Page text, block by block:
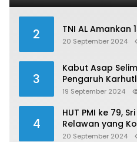
2 TNI AL Amankan
20 September 2024
3
Kabut Asap
Pengaruh
19 September 2024
4
HUT PMI ke 79,
Relawan yang
20 September 2024